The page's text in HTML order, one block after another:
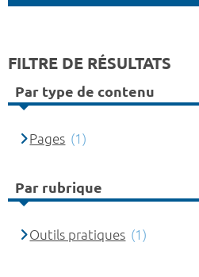
FILTRE DE RÉSULTATS
Par type de contenu
Pages (1)
Par rubrique
Outils pratiques (1)